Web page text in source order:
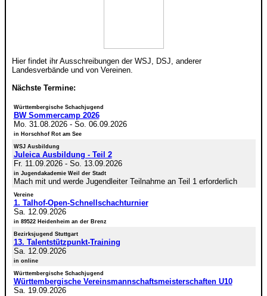
Hier findet ihr Ausschreibungen der WSJ, DSJ, anderer
Landesverbände und von Vereinen.
Nächste Termine:
Württembergische Schachjugend
BW Sommercamp 2026
Mo. 31.08.2026- So. 06.09.2026
in Horschhof Rot am See
WSJ Ausbildung
Juleica Ausbildung - Teil 2
Fr. 11.09.2026- So. 13.09.2026
in Jugendakademie Weil der Stadt
Mach mit und werde Jugendleiter Teilnahme an Teil 1 erforderlich
Vereine
1. Talhof-Open-Schnellschachturnier
Sa. 12.09.2026
in 89522 Heidenheim an der Brenz
Bezirksjugend Stuttgart
13. Talentstützpunkt-Training
Sa. 12.09.2026
in online
Württembergische Schachjugend
Württembergische Vereinsmannschaftsmeisterschaften U10
Sa. 19.09.2026